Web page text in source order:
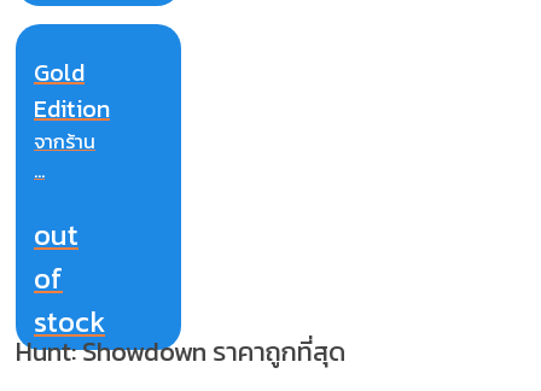
Gold
Edition
จากร้าน
...
out
of
stock
Hunt: Showdown ราคาถูกที่สุด